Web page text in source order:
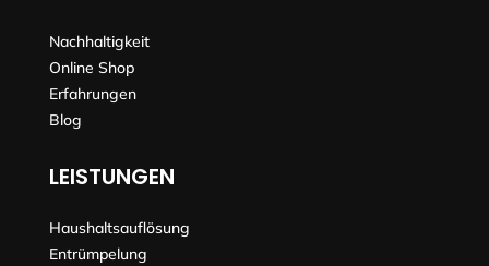
Nachhaltigkeit
Online Shop
Erfahrungen
Blog
LEISTUNGEN
Haushaltsauflösung
Entrümpelung